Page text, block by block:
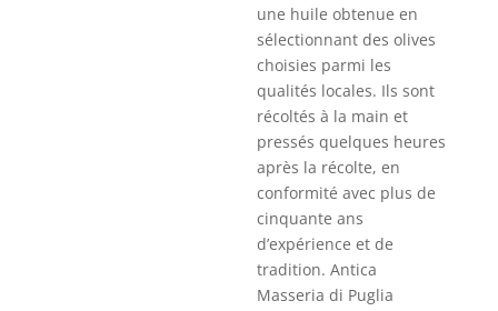
une huile obtenue en
sélectionnant des olives
choisies parmi les
qualités locales. Ils sont
récoltés à la main et
pressés quelques heures
après la récolte, en
conformité avec plus de
cinquante ans
d’expérience et de
tradition. Antica
Masseria di Puglia